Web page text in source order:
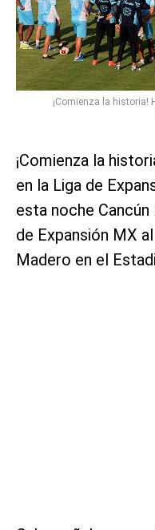
¡Comienza la historia!
¡Comienza la
en la Liga de
esta noche Cancún
de Expansión MX
Madero en el